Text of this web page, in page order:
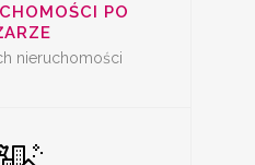
PO
nieruchomości